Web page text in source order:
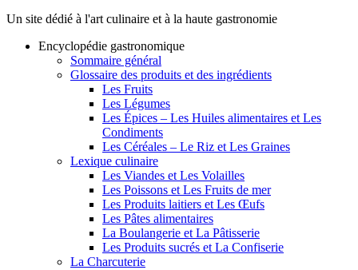
Un site dédié à l'art culinaire et à la haute gastronomie
Encyclopédie gastronomique
Sommaire général
Glossaire des produits et des ingrédients
Les Fruits
Les Légumes
Les Épices – Les Huiles alimentaires et Les
Condiments
Les Céréales – Le Riz et Les Graines
Lexique culinaire
Les Viandes et Les Volailles
Les Poissons et Les Fruits de mer
Les Produits laitiers et Les Œufs
Les Pâtes alimentaires
La Boulangerie et La Pâtisserie
Les Produits sucrés et La Confiserie
La Charcuterie